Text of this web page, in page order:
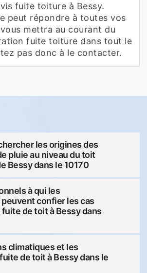
fuite toiture à Bessy.
peut répondre à toutes vos
mettra au courant du
fuite toiture dans tout le
pas donc à le contacter.
les origines des
pluie au niveau du toit
Bessy dans le 10170
à qui les
confier les cas
de toit à Bessy dans
climatiques et les
de toit à Bessy dans le